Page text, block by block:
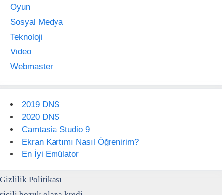
Oyun
Sosyal Medya
Teknoloji
Video
Webmaster
2019 DNS
2020 DNS
Camtasia Studio 9
Ekran Kartımı Nasıl Öğrenirim?
En İyi Emülator
Gizlilik Politikası